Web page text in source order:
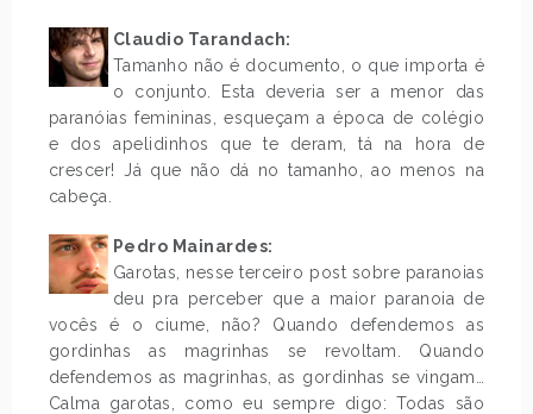
Claudio Tarandach:
Tamanho não é documento, o que importa é
o conjunto. Esta deveria ser a menor das
paranóias femininas, esqueçam a época de colégio
e dos apelidinhos que te deram, tá na hora de
crescer! Já que não dá no tamanho, ao menos na
cabeça.
Pedro Mainardes:
Garotas, nesse terceiro post sobre paranoias
deu pra perceber que a maior paranoia de
vocês é o ciume, não? Quando defendemos as
gordinhas as magrinhas se revoltam. Quando
defendemos as magrinhas, as gordinhas se vingam…
Calma garotas, como eu sempre digo: Todas são